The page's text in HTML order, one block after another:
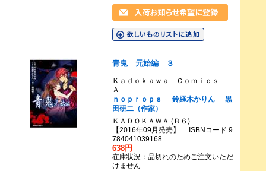
青鬼 元始編 ３
Ｋａｄｏｋａｗａ Ｃｏｍｉｃｓ
Ａ
ｎｏｐｒｏｐｓ
鈴羅木かりん
黒
田研二（作家）
ＫＡＤＯＫＡＷＡ (Ｂ６)
【2016年09月発売】 ISBNコード 9
784041039168
638円
在庫状況：品切れのためご注文いただ
けません